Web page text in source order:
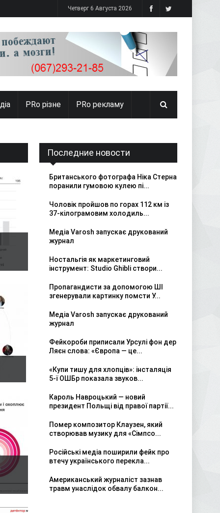
Четверг 6 Августа 2026
PRо різне PRo рекламу
Последние новости
Британського фотографа Ніка Стерна
поранили гумовою кулею пі...
Чоловік пройшов по горах 112 км із
37-кілограмовим холодиль...
Медіа Varosh запускає друкований
журнал
Ностальгія як маркетинговий
інструмент: Studio Ghibli створи...
Пропагандисти за допомогою ШІ
згенерували картинку помсти У...
Медіа Varosh запускає друкований
журнал
Фейкороби приписали Урсулі фон дер
Ляєн слова: «Європа — це...
«Купи тишу для хлопців»: інсталяція
5-ї ОШБр показала звуков...
Кароль Навроцький — новий
президент Польщі від правої партії...
Помер композитор Клаузен, який
створював музику для «Сімпсо...
Російські медіа поширили фейк про
втечу українського перекла...
Американський журналіст зазнав
травм унаслідок обвалу балкон...